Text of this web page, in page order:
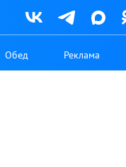
Обед Реклама